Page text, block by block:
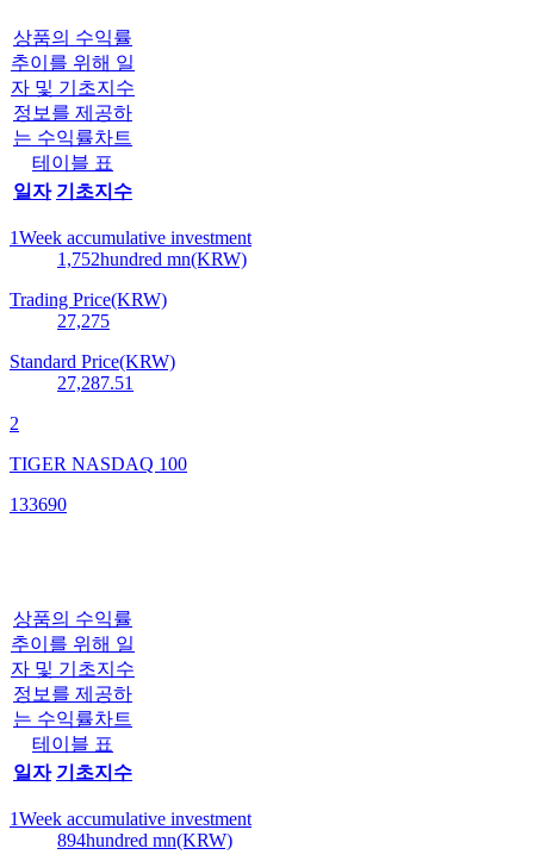
상품의 수익률
추이를 위해 일
자 및 기초지수
정보를 제공하
는 수익률차트
테이블 표
일자 기초지수
1Week accumulative investment
1,752hundred mn(KRW)
Trading Price(KRW)
27,275
Standard Price(KRW)
27,287.51
2
TIGER NASDAQ 100
133690
상품의 수익률
추이를 위해 일
자 및 기초지수
정보를 제공하
는 수익률차트
테이블 표
일자 기초지수
1Week accumulative investment
894hundred mn(KRW)